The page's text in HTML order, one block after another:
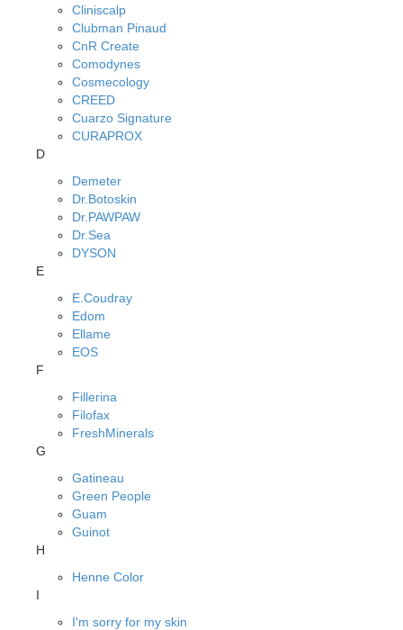
Cliniscalp
Clubman Pinaud
CnR Create
Comodynes
Cosmecology
CREED
Cuarzo Signature
CURAPROX
D
Demeter
Dr.Botoskin
Dr.PAWPAW
Dr.Sea
DYSON
E
E.Coudray
Edom
Ellame
EOS
F
Fillerina
Filofax
FreshMinerals
G
Gatineau
Green People
Guam
Guinot
H
Henne Color
I
I'm sorry for my skin